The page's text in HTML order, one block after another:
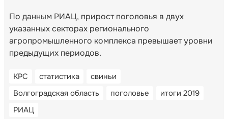
По данным РИАЦ, прирост поголовья в двух
указанных секторах регионального
агропромышленного комплекса превышает уровни
предыдущих периодов.
КРС статистика
свиньи
Волгоградская область
поголовье
итоги 2019
РИАЦ